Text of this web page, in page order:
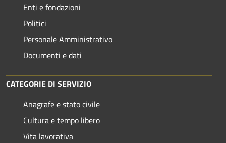
Enti e fondazioni
Politici
Personale Amministrativo
Documenti e dati
CATEGORIE DI SERVIZIO
Anagrafe e stato civile
Cultura e tempo libero
Vita lavorativa